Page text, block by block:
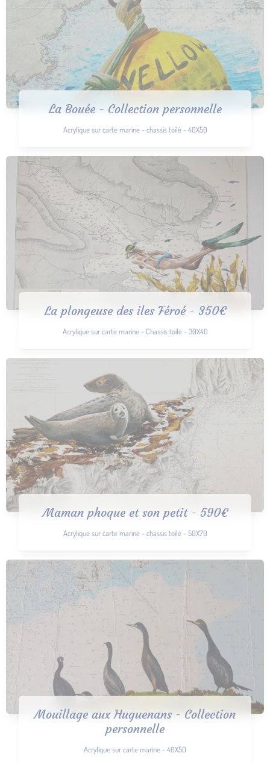
La Bouée - Collection personnelle
Acrylique sur carte marine - chassis toilé - 40X50
La plongeuse des iles Féroé - 350€
Acrylique sur carte marine - Chassis toilé - 30X40
Maman phoque et son petit - 590€
Acrylique sur carte marine - chassis toilé - 50X70
Mouillage aux Huguenans - Collection
personnelle
Acrylique sur carte marine - 40X50